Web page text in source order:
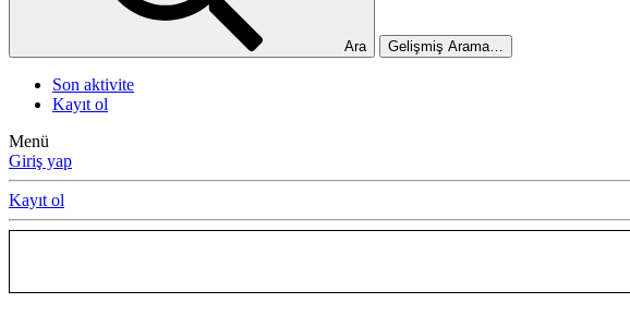
Ara Gelişmiş Arama…
Son aktivite
Kayıt ol
Menü
Giriş yap
Kayıt ol